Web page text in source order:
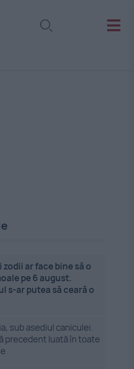
zodii ar face bine să o
pe 6 august.
s-ar putea să ceară o
sub asediul caniculei.
precedent luată în toate